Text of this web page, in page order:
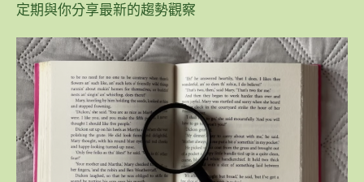
定期與你分享最新的趨勢觀察